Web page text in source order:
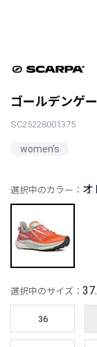
ゴールデンゲ
SC25228001375
women's
選択中のカラー： オ
選択中のサイズ：
36